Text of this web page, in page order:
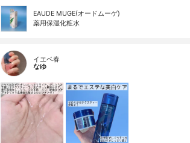
EAUDE MUGE(オードムーゲ)
薬用保湿化粧水
イエベ春
なゆ